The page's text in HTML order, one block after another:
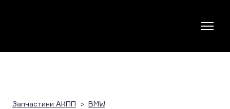
Запчастини АКПП BMW